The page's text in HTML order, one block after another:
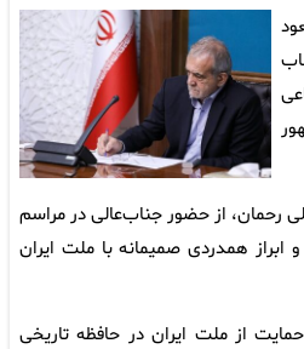
رحمان، از حضور جناب‌عالی در مراسم
ابراز همدردی صمیمانه با ملت ایران
از ملت ایران در حافظه تاریخی